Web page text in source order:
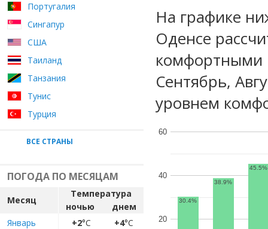
Португалия
Сингапур
США
Таиланд
Танзания
Тунис
Турция
ВСЕ СТРАНЫ
ПОГОДА ПО МЕСЯЦАМ
Месяц
Температура
ночью
днем
Январь
+2°C +4°C
На графике
Оденсе
комфортными
Сентябрь,
уровнем
20
40
60
30.4%
38.9%
45.5%